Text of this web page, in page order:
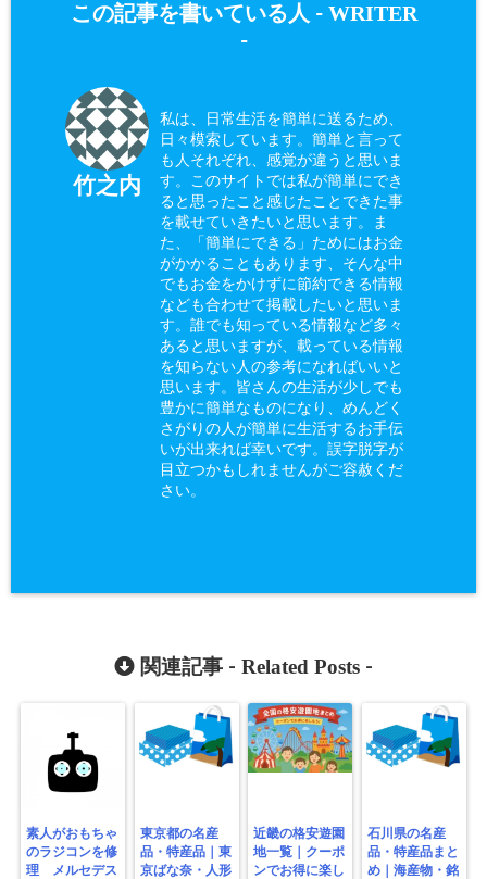
この記事を書いている人 - WRITER
-
竹之内
私は、日常生活を簡単に送るため、
日々模索しています。簡単と言って
も人それぞれ、感覚が違うと思いま
す。このサイトでは私が簡単にでき
ると思ったこと感じたことできた事
を載せていきたいと思います。ま
た、「簡単にできる」ためにはお金
がかかることもあります、そんな中
でもお金をかけずに節約できる情報
なども合わせて掲載したいと思いま
す。誰でも知っている情報など多々
あると思いますが、載っている情報
を知らない人の参考になればいいと
思います。皆さんの生活が少しでも
豊かに簡単なものになり、めんどく
さがりの人が簡単に生活するお手伝
いが出来れば幸いです。誤字脱字が
目立つかもしれませんがご容赦くだ
さい。
関連記事 - Related Posts -
素人がおもちゃ
のラジコンを修
理 メルセデス
東京都の名産
品・特産品｜東
京ばな奈・人形
近畿の格安遊園
地一覧｜クーポ
ンでお得に楽し
石川県の名産
品・特産品まと
め｜海産物・銘